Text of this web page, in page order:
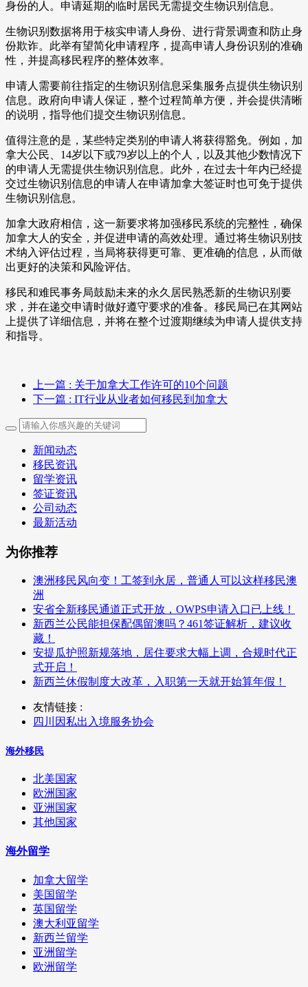
身份的人。申请延期的临时居民无需提交生物识别信息。
生物识别数据将用于核实申请人身份、进行背景调查和防止身
份欺诈。此举有望简化申请程序，提高申请人身份识别的准确
性，并提高移民程序的整体效率。
申请人需要前往指定的生物识别信息采集服务点提供生物识别
信息。政府向申请人保证，整个过程简单方便，并会提供清晰
的说明，指导他们提交生物识别信息。
值得注意的是，某些特定类别的申请人将获得豁免。例如，加
拿大公民、14岁以下或79岁以上的个人，以及其他少数情况下
的申请人无需提供生物识别信息。此外，在过去十年内已经提
交过生物识别信息的申请人在申请加拿大签证时也可免于提供
生物识别信息。
加拿大政府相信，这一新要求将加强移民系统的完整性，确保
加拿大人的安全，并促进申请的高效处理。通过将生物识别技
术纳入评估过程，当局将获得更可靠、更准确的信息，从而做
出更好的决策和风险评估。
移民和难民事务局鼓励未来的永久居民熟悉新的生物识别要
求，并在递交申请时做好遵守要求的准备。移民局已在其网站
上提供了详细信息，并将在整个过渡期继续为申请人提供支持
和指导。
上一篇 : 关于加拿大工作许可的10个问题
下一篇 : IT行业从业者如何移民到加拿大
新闻动态
移民资讯
留学资讯
签证资讯
公司动态
最新活动
为你推荐
澳洲移民风向变！工签到永居，普通人可以这样移民澳
洲
安省全新移民通道正式开放，OWPS申请入口已上线！
新西兰公民能担保配偶留澳吗？461签证解析，建议收
藏！
安提瓜护照新规落地，居住要求大幅上调，合规时代正
式开启！
新西兰休假制度大改革，入职第一天就开始算年假！
友情链接 :
四川因私出入境服务协会
海外移民
北美国家
欧洲国家
亚洲国家
其他国家
海外留学
加拿大留学
美国留学
英国留学
澳大利亚留学
新西兰留学
亚洲留学
欧洲留学